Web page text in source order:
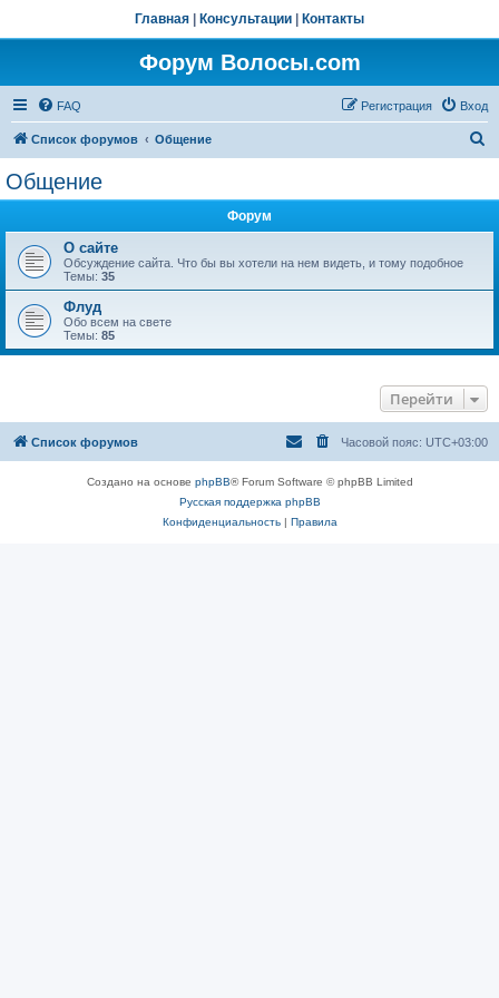
Главная Консультации Контакты
Форум Волосы.com
FAQ Вход
Регистрация
Список форумов Общение
Общение
Форум
О сайте
Обсуждение сайта. Что бы вы хотели на нем видеть, и тому подобное
Темы: 35
Флуд
Обо всем на свете
Темы: 85
Перейти
Список форумов Часовой пояс: UTC+03:00
Создано на основе phpBB® Forum Software © phpBB Limited
Русская поддержка phpBB
Конфиденциальность| Правила